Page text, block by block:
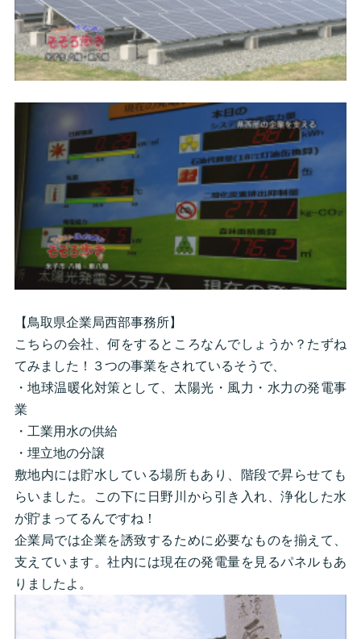
【鳥取県企業局西部事務所】
こちらの会社、何をするところなんでしょうか？たずね
てみました！３つの事業をされているそうで、
・地球温暖化対策として、太陽光・風力・水力の発電事
業
・工業用水の供給
・埋立地の分譲
敷地内には貯水している場所もあり、階段で昇らせても
らいました。この下に日野川から引き入れ、浄化した水
が貯まってるんですね！
企業局では企業を誘致するために必要なものを揃えて、
支えています。社内には現在の発電量を見るパネルもあ
りましたよ。